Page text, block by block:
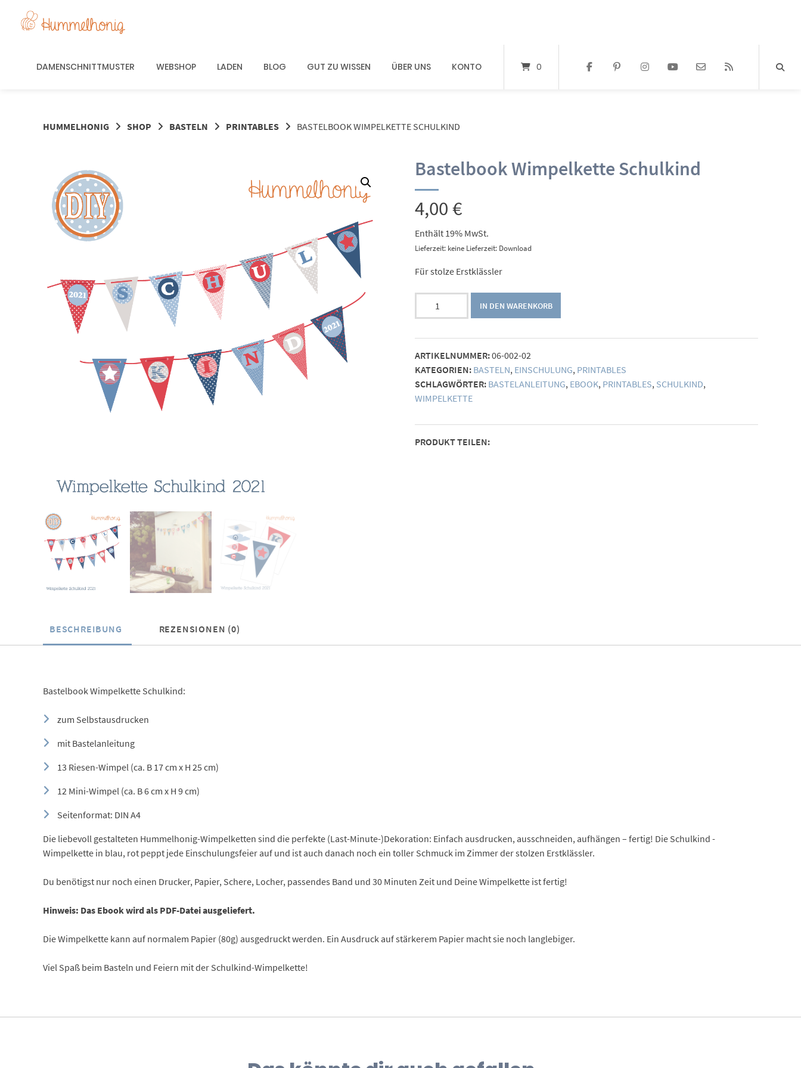
DAMENSCHNITTMUSTER WEBSHOP LADEN BLOG GUT ZU WISSEN ÜBER UNS KONTO 0
HUMMELHONIG SHOP BASTELN PRINTABLES BASTELBOOK WIMPELKETTE SCHULKIND
Bastelbook Wimpelkette Schulkind
4,00€
Enthält 19% MwSt.
Lieferzeit: keine Lieferzeit: Download
Für stolze Erstklässler
Menge
IN DEN WARENKORB
ARTIKELNUMMER:06-002-02
KATEGORIEN: BASTELN, EINSCHULUNG, PRINTABLES
SCHLAGWÖRTER: BASTELANLEITUNG, EBOOK, PRINTABLES, SCHULKIND,
WIMPELKETTE
PRODUKT TEILEN:
BESCHREIBUNG REZENSIONEN (0)
Bastelbook Wimpelkette Schulkind:
zum Selbstausdrucken
mit Bastelanleitung
13 Riesen-Wimpel (ca. B 17 cm x H 25 cm)
12 Mini-Wimpel (ca. B 6 cm x H 9 cm)
Seitenformat: DIN A4
Die liebevoll gestalteten Hummelhonig-Wimpelketten sind die perfekte (Last-Minute-)Dekoration: Einfach ausdrucken, ausschneiden, aufhängen – fertig! Die Schulkind -
Wimpelkette in blau, rot peppt jede Einschulungsfeier auf und ist auch danach noch ein toller Schmuck im Zimmer der stolzen Erstklässler.
Du benötigst nur noch einen Drucker, Papier, Schere, Locher, passendes Band und 30 Minuten Zeit und Deine Wimpelkette ist fertig!
Hinweis: Das Ebook wird als PDF-Datei ausgeliefert.
Die Wimpelkette kann auf normalem Papier (80g) ausgedruckt werden. Ein Ausdruck auf stärkerem Papier macht sie noch langlebiger.
Viel Spaß beim Basteln und Feiern mit der Schulkind-Wimpelkette!